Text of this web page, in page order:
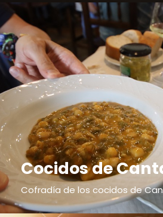
Cocidos de
Cofradía de los cocidos de